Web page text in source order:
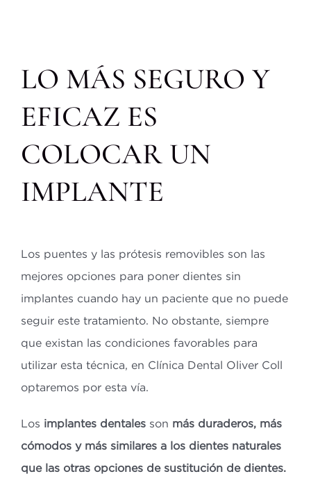
LO MÁS SEGURO Y
EFICAZ ES
COLOCAR UN
IMPLANTE
Los puentes y las prótesis removibles son las
mejores opciones para poner dientes sin
implantes cuando hay un paciente que no puede
seguir este tratamiento. No obstante, siempre
que existan las condiciones favorables para
utilizar esta técnica, en Clínica Dental Oliver Coll
optaremos por esta vía.
Los implantes dentalesson más duraderos, más
cómodos y más similares a los dientes naturales
que las otras opciones de sustitución de dientes.